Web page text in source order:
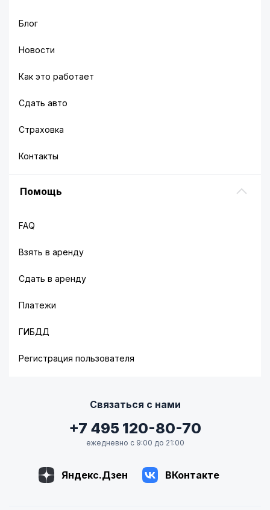
Блог
Новости
Как это работает
Сдать авто
Страховка
Контакты
Помощь
FAQ
Взять в аренду
Сдать в аренду
Платежи
ГИБДД
Регистрация пользователя
Связаться с нами
+7 495 120-80-70
ежедневно с 9:00 до 21:00
Яндекс.Дзен ВКонтакте